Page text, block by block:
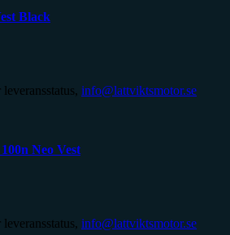
Black
info@lattviktsmotor.se
Neo Vest
info@lattviktsmotor.se